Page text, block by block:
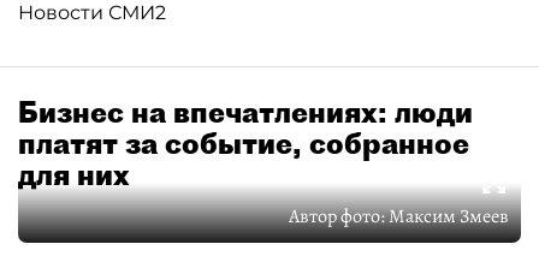
Новости СМИ2
Бизнес на впечатлениях: люди
платят за событие, собранное
для них
Автор фото:Максим Змеев